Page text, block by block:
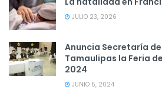
JULIO 23, 2026
Anuncia Secretaría
Tamaulipas la Feria
2024
JUNIO 5, 2024